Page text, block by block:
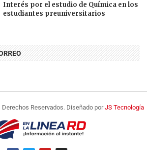
Interés por el estudio de Química en los
estudiantes preuniversitarios
Derechos Reservados. Diseñado porJS Tecnología